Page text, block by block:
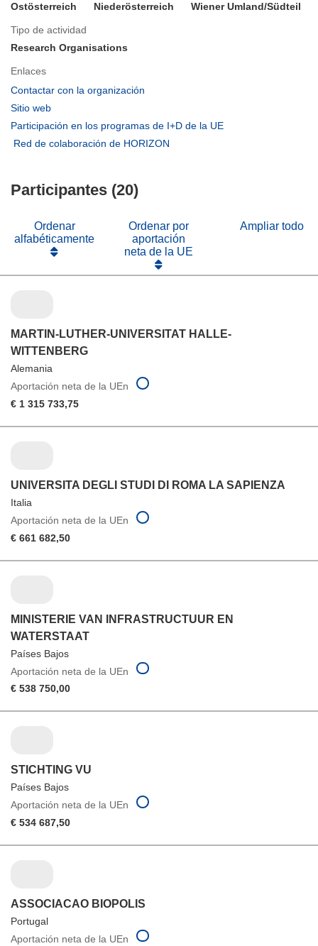
Ostösterreich
Niederösterreich Wiener Umland/Südteil
Tipo de actividad
Research Organisations
Enlaces
Contactar con la organización
en
nueva
Sitio web
abrirá
en
ventana)
Participación en los programas de I+D de la UE
Red de colaboración de HORIZON
Participantes (20)
Ordenar
alfabéticamente
Ordenar por
aportación
neta de la UE
Ampliar todo
MARTIN-LUTHER-UNIVERSITAT HALLE-
WITTENBERG
Alemania
Aportación neta de la UEn
€ 1 315 733,75
UNIVERSITA DEGLI STUDI DI ROMA LA SAPIENZA
Italia
Aportación neta de la UEn
€ 661 682,50
MINISTERIE VAN INFRASTRUCTUUR EN
WATERSTAAT
Países Bajos
Aportación neta de la UEn
€ 538 750,00
STICHTING VU
Países Bajos
Aportación neta de la UEn
€ 534 687,50
ASSOCIACAO BIOPOLIS
Portugal
Aportación neta de la UEn